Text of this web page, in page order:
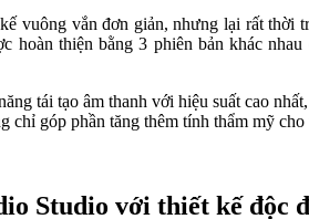
vuông vắn đơn giản, nhưng lại rất thời
thiện bằng 3 phiên bản khác
tái tạo âm thanh với hiệu suất cao
góp phần tăng thêm tính thẩm mỹ
Studio với thiết kế độc